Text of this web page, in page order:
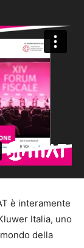
è interamente
Italia, uno
della